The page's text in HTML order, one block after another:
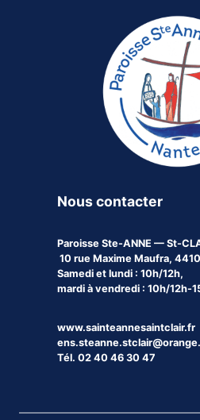
Nous contacter
Paroisse Ste-ANNE — St-
10 rue Maxime Maufra,
Samedi et lundi : 10h/12h,
mardi à vendredi : 10h/12h-
www.sainteannesaintclair.fr
Tél. 02 40 46 30 47